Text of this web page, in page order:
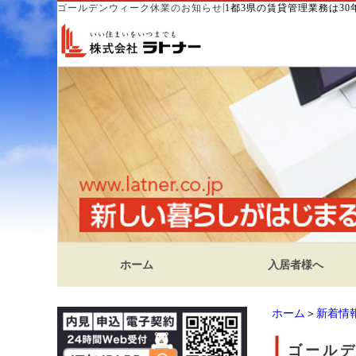
ゴールデンウィーク休業のお知らせ 1都3県の賃貸管理業務は30
ホーム 入居者様へ
ホーム ＞ 新着情
ゴール